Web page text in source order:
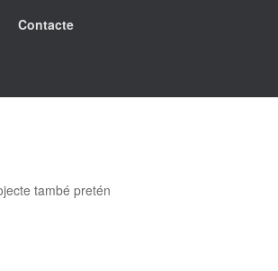
Contacte
també pretén